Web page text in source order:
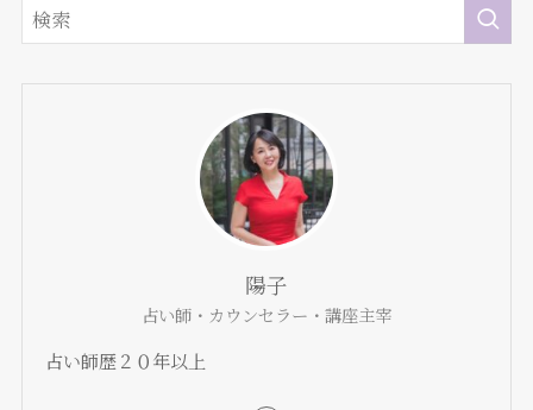
陽子
占い師・カウンセラー・講座主宰
占い師歴２０年以上